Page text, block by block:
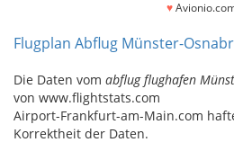
♥
Flugplan Abflug Münster-
Die Daten vom abflug flughafen
von www.flightstats.com
Airport-Frankfurt-am-Main.com
Korrektheit der Daten.